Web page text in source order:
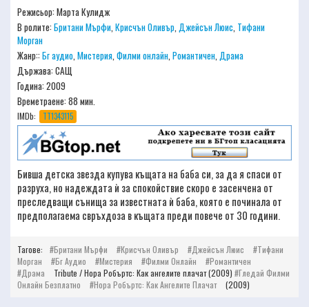
Режисьор:Марта Кулидж
В ролите:Британи Мърфи,Крисчън Оливър,Джейсън Люис, Тифани
Морган
Жанр::Бг аудио,Мистерия,Филми онлайн,Романтичен,Драма
Държава: САЩ
Година: 2009
Времетраене:88 мин.
IMDb: TT1343115
Бивша детска звезда купува къщата на баба си, за да я спаси от
разруха, но надеждата ѝ за спокойствие скоро е засенчена от
преследващи сънища за известната ѝ баба, която е починала от
предполагаема свръхдоза в къщата преди повече от 30 години.
Тагове: Британи Мърфи Крисчън Оливър Джейсън Люис
Тифани
Морган
Бг Аудио Мистерия Филми Онлайн
Романтичен
Драма
Tribute / Нора Робъртс: Как ангелите плачат (2009) Гледай Филми
Онлайн Безплатно
Нора Робъртс: Как Ангелите Плачат (2009)